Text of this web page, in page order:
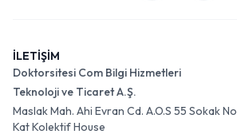
İLETİŞİM
Doktorsitesi Com Bilgi Hizmetleri
Teknoloji ve Ticaret A.Ş.
Maslak Mah. Ahi Evran Cd. A.O.S 55 Sokak
Kat Kolektif House